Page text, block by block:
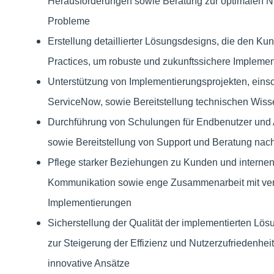
Probleme
Erstellung detaillierter Lösungsdesigns, die den
Practices, um robuste und zukunftssichere
Unterstützung von Implementierungsprojekten,
ServiceNow, sowie Bereitstellung technischen
Durchführung von Schulungen für Endbenutzer
sowie Bereitstellung von Support und Beratung
Pflege starker Beziehungen zu Kunden und
Kommunikation sowie enge Zusammenarbeit mit
Implementierungen
Sicherstellung der Qualität der implementierten
zur Steigerung der Effizienz und
innovative Ansätze